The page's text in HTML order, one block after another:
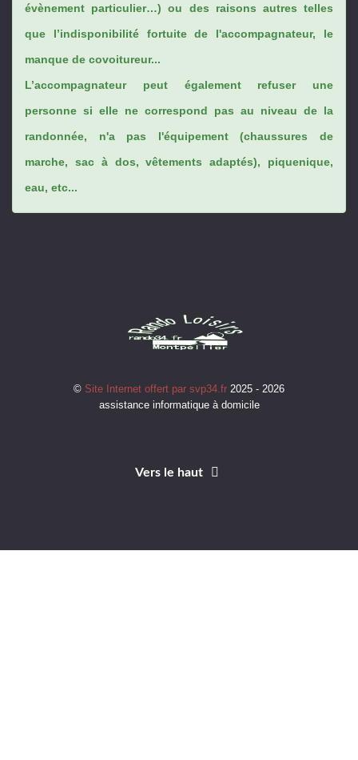
évènement particulier…) ou des raisons autres telles
que l’indisponibilité fortuite de l'accompagnateur, le
manque de covoitureur...
L’accompagnateur peut également refuser une
personne si elle ne correspond pas au niveau de la
randonnée, n'a pas l'équipement (chaussures de
marche, sac à dos, vêtements adaptés), piquenique,
eau, etc...
© Site Internet offert par svp34.fr 2025 - 2026
assistance informatique à domicile
Vers le haut